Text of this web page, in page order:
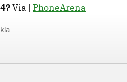
Via | PhoneArena